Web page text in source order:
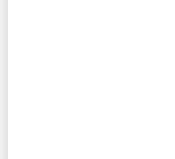
Кодирование
Мы используем все
кодирования:
инъекционное
кодирование,
кодирование,